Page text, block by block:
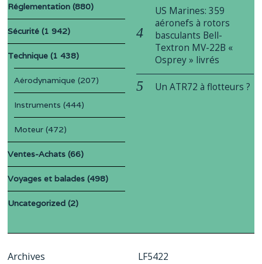
Réglementation (880)
Sécurité (1 942)
Technique (1 438)
Aérodynamique (207)
Instruments (444)
Moteur (472)
Ventes-Achats (66)
Voyages et balades (498)
Uncategorized (2)
US Marines: 359
aéronefs à rotors
basculants Bell-
Textron MV-22B «
Osprey » livrés
Un ATR72 à flotteurs ?
Archives LF5422